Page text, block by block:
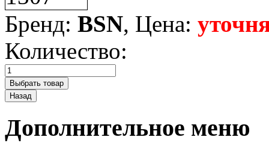
Бренд: BSN, Цена:
Количество:
Дополнительное меню